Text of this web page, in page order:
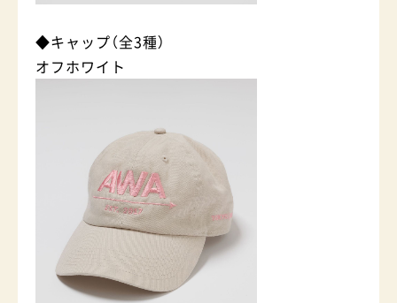
◆キャップ（全3種）
オフホワイト